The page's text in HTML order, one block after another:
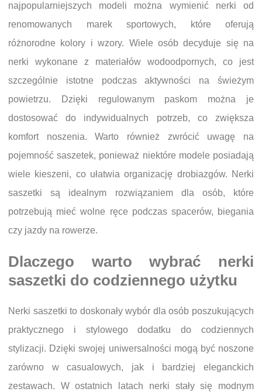
najpopularniejszych modeli można wymienić nerki od
renomowanych marek sportowych, które oferują
różnorodne kolory i wzory. Wiele osób decyduje się na
nerki wykonane z materiałów wodoodpornych, co jest
szczególnie istotne podczas aktywności na świeżym
powietrzu. Dzięki regulowanym paskom można je
dostosować do indywidualnych potrzeb, co zwiększa
komfort noszenia. Warto również zwrócić uwagę na
pojemność saszetek, ponieważ niektóre modele posiadają
wiele kieszeni, co ułatwia organizację drobiazgów. Nerki
saszetki są idealnym rozwiązaniem dla osób, które
potrzebują mieć wolne ręce podczas spacerów, biegania
czy jazdy na rowerze.
Dlaczego warto wybrać nerki
saszetki do codziennego użytku
Nerki saszetki to doskonały wybór dla osób poszukujących
praktycznego i stylowego dodatku do codziennych
stylizacji. Dzięki swojej uniwersalności mogą być noszone
zarówno w casualowych, jak i bardziej eleganckich
zestawach. W ostatnich latach nerki stały się modnym